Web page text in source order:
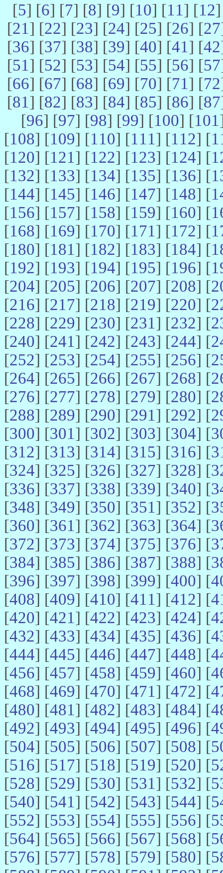
[5] [6] [7] [8] [9] [10] [11] [12
[21] [22] [23] [24] [25] [26] [27
[36] [37] [38] [39] [40] [41] [42
[51] [52] [53] [54] [55] [56] [57
[66] [67] [68] [69] [70] [71] [72
[81] [82] [83] [84] [85] [86] [87
[96] [97] [98] [99] [100] [101
[108] [109] [110] [111] [112] [
[120] [121] [122] [123] [124] [
[132] [133] [134] [135] [136] [
[144] [145] [146] [147] [148] [
[156] [157] [158] [159] [160] [
[168] [169] [170] [171] [172] [
[180] [181] [182] [183] [184] [
[192] [193] [194] [195] [196] [
[204] [205] [206] [207] [208] [
[216] [217] [218] [219] [220] [
[228] [229] [230] [231] [232] [
[240] [241] [242] [243] [244] [
[252] [253] [254] [255] [256] [
[264] [265] [266] [267] [268] [
[276] [277] [278] [279] [280] [
[288] [289] [290] [291] [292] [
[300] [301] [302] [303] [304] [
[312] [313] [314] [315] [316] [
[324] [325] [326] [327] [328] [
[336] [337] [338] [339] [340] [
[348] [349] [350] [351] [352] [
[360] [361] [362] [363] [364] [
[372] [373] [374] [375] [376] [
[384] [385] [386] [387] [388] [
[396] [397] [398] [399] [400] [
[408] [409] [410] [411] [412] [
[420] [421] [422] [423] [424] [
[432] [433] [434] [435] [436] [
[444] [445] [446] [447] [448] [
[456] [457] [458] [459] [460] [
[468] [469] [470] [471] [472] [
[480] [481] [482] [483] [484] [
[492] [493] [494] [495] [496] [
[504] [505] [506] [507] [508] [
[516] [517] [518] [519] [520] [
[528] [529] [530] [531] [532] [
[540] [541] [542] [543] [544] [
[552] [553] [554] [555] [556] [
[564] [565] [566] [567] [568] [
[576] [577] [578] [579] [580] [